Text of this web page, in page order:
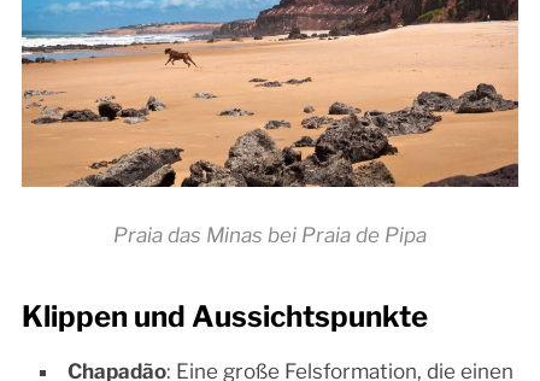
Praia das Minas bei Praia de Pipa
Klippen und Aussichtspunkte
Chapadão: Eine große Felsformation, die einen